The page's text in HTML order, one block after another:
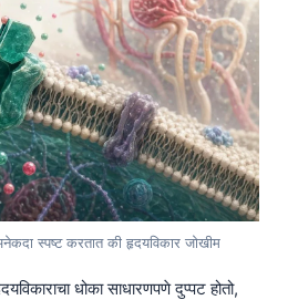
स्पष्ट करतात की हृदयविकार जोखीम
धोका साधारणपणे दुप्पट होतो,